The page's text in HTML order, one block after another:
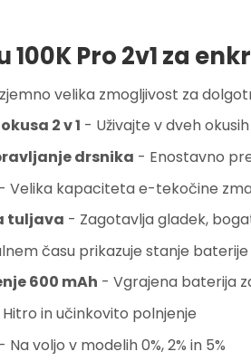
100K Pro 2v1 za
velika zmogljivost za
2 v 1 - Uživajte v dveh
drsnika - Enostavno
- Velika kapaciteta e-tekočine
tuljava - Zagotavlja gladek,
času prikazuje stanje
600 mAh - Vgrajena baterija
in učinkovito polnjenje
- Na voljo v modelih 0%, 2% in 5%